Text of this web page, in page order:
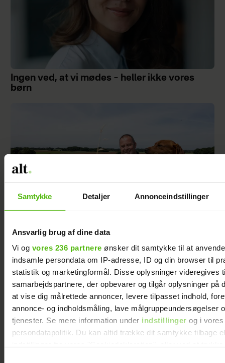
Samtykke Detaljer Annonceindstillinger
Ansvarlig brug af dine data
Vi og vores 236 partnere ønsker dit samtykke til at
indsamle persondata om IP-adresse, ID og din browser til
statistik og marketingformål. Disse oplysninger videregives
samarbejdspartnere, der opbevarer og tilgår oplysninger på
at vise dig målrettede annoncer, levere tilpasset indhold,
annonce- og indholdsmåling, lave målgruppeundersøgelser
tjenester. Se mere information under indstillinger og i vores
persondatapolitik. Du kan altid trække dit samtykke tilbage
Ingen ved, at vi mødes – heller ikke vores
børn
Rasmus afslører stor forandring efter
"Landmand søger kærlighed": Har fundet sig
selv